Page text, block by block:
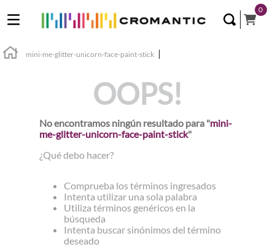
0
mini-me-glitter-unicorn-face-paint-stick
OOPS!
No encontramos ningún resultado para "mini-
me-glitter-unicorn-face-paint-stick"
¿Qué debo hacer?
Comprueba los términos ingresados
Intenta utilizar una sola palabra
Utiliza términos genéricos en la
búsqueda
Intenta buscar sinónimos del término
deseado